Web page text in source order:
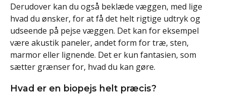
Derudover kan du også beklæde væggen, med lige
hvad du ønsker, for at få det helt rigtige udtryk og
udseende på pejse væggen. Det kan for eksempel
være akustik paneler, andet form for træ, sten,
marmor eller lignende. Det er kun fantasien, som
sætter grænser for, hvad du kan gøre.
Hvad er en biopejs helt præcis?